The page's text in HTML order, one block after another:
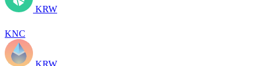
KRW
KNC
KRW